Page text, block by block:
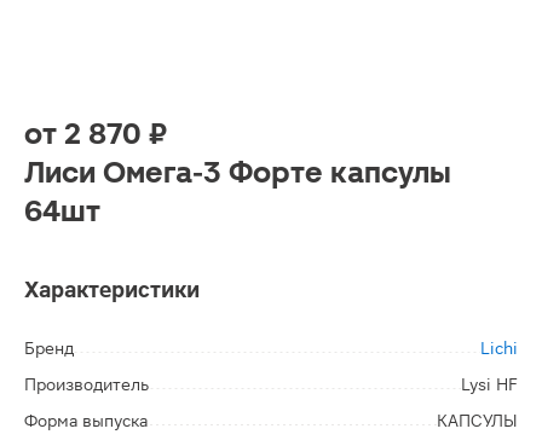
от 2 870 ₽
Лиси Омега-3 Форте капсулы
64шт
Характеристики
Бренд
Lichi
Производитель
Lysi HF
Форма выпуска
КАПСУЛЫ